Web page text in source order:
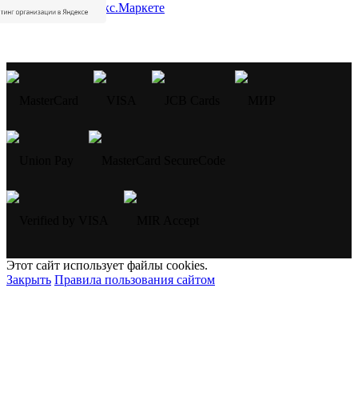
Этот сайт использует файлы cookies.
Закрыть Правила пользования сайтом